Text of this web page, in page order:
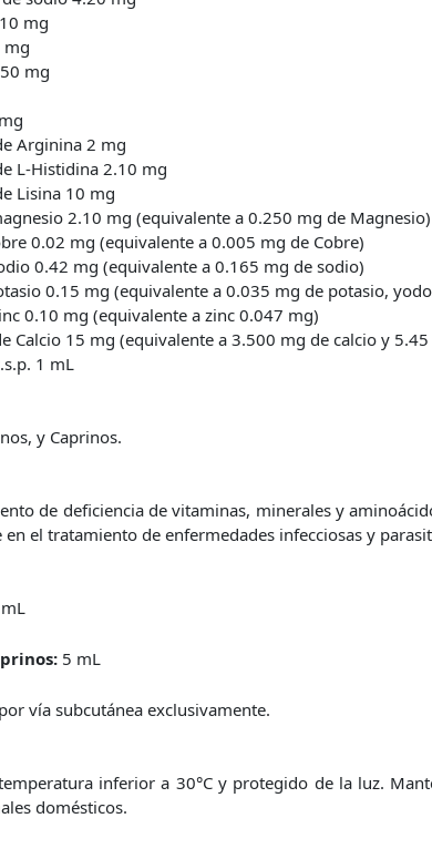
mg
mg
mg
Arginina 2 mg
L-Histidina 2.10 mg
Lisina 10 mg
2.10 mg (equivalente a 0.250 mg de Magnesio)
0.02 mg (equivalente a 0.005 mg de Cobre)
0.42 mg (equivalente a 0.165 mg de sodio)
0.15 mg (equivalente a 0.035 mg de potasio,
0.10 mg (equivalente a zinc 0.047 mg)
Calcio 15 mg (equivalente a 3.500 mg de calcio y
1 mL
y Caprinos.
de deficiencia de vitaminas, minerales y
en el tratamiento de enfermedades infecciosas y
5 mL
vía subcutánea exclusivamente.
inferior a 30°C y protegido de la luz.
domésticos.